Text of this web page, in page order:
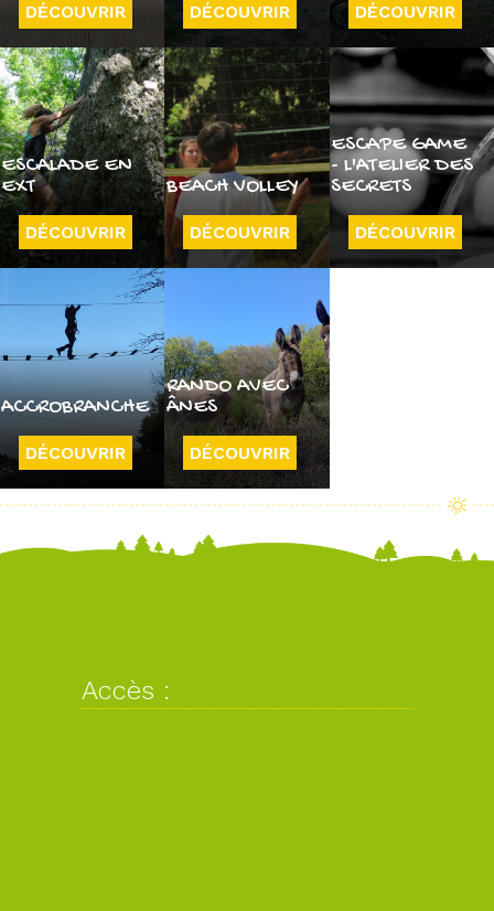
DÉCOUVRIR DÉCOUVRIR DÉCOUVRIR
ESCALADE EN
EXT
DÉCOUVRIR
BEACH VOLLEY
DÉCOUVRIR
ESCAPE GAME
- L'ATELIER DES
SECRETS
DÉCOUVRIR
ACCROBRANCHE
DÉCOUVRIR
RANDO AVEC
ÂNES
DÉCOUVRIR
Accès :